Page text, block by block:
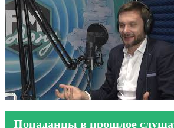
Попаданцы в прошлое